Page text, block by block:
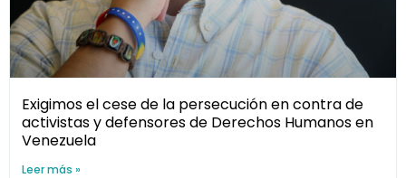
Exigimos el cese de la persecución en contra de
activistas y defensores de Derechos Humanos en
Venezuela
Leer más »